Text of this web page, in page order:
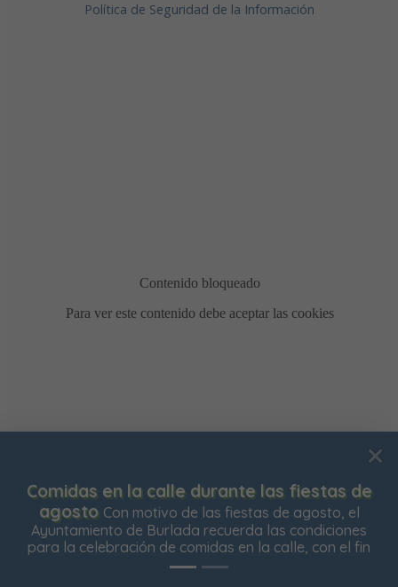
de
el fin
Bonificación de la Contribución
está abierto el plazo para solicitar la
Impuesto de Contribución Territorial para el
ejercicio. Las personas propietarias de su
Política de Seguridad de la Información
Usamos cookies para mejorar su experiencia de
navegación en nuestra web, para mostrarle contenidos
personalizados y analizar el tráfico de nuestra web.
Aceptar todas
Configurar